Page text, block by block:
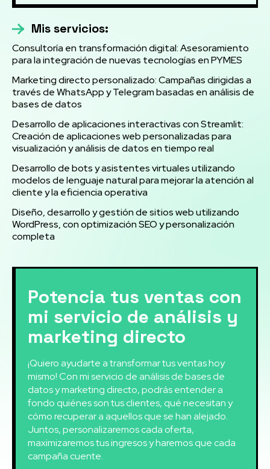
Mis servicios:
Consultoría en transformación digital: Asesoramiento
para la integración de nuevas tecnologías en PYMES
Marketing directo personalizado: Campañas dirigidas a
través de WhatsApp y Telegram basadas en análisis de
bases de datos
Desarrollo de aplicaciones interactivas con Streamlit:
Creación de aplicaciones web personalizadas para
visualización y análisis de datos en tiempo real
Desarrollo de bots y asistentes virtuales utilizando
modelos de lenguaje natural para mejorar la atención al
cliente y la eficiencia operativa
Diseño, desarrollo y gestión de sitios web utilizando
WordPress, con optimización SEO y personalización
completa
Potencia tus ventas con
mi servicio de análisis y
marketing directo
¡Quiero ayudarte a transformar tus ventas hoy
mismo! Con mi servicio de análisis de bases de
datos y marketing directo, podrás entender a
fondo quiénes son tus clientes, qué necesitan y
cómo recuperar a aquellos que se han alejado.
Juntos, personalizaremos cada oferta,
maximizaremos tus ingresos y haremos que cada
campaña cuente.